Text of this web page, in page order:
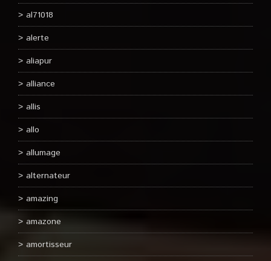
al71018
alerte
aliapur
alliance
allis
allo
allumage
alternateur
amazing
amazone
amortisseur